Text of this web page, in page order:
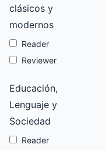
clásicos y
modernos
Reader
Reviewer
Educación,
Lenguaje y
Sociedad
Reader